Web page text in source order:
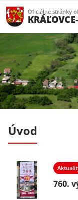
Oficiálne stránky
Úvod
760.